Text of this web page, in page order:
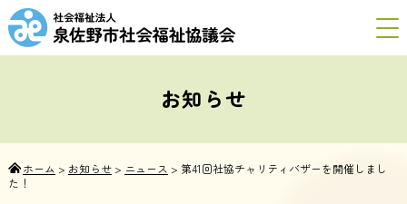
お知らせ
ホーム > お知らせ> ニュース > 第41回社協チャリティバザーを開催しまし
た！